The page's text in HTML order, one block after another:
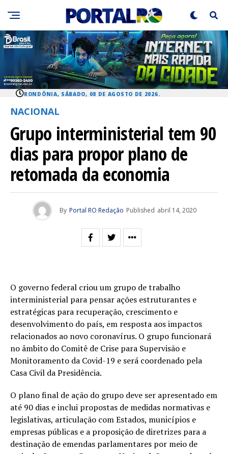
RONDÔNIA, SÁBADO, 08 DE AGOSTO DE 2026.
NACIONAL
Grupo interministerial tem 90
dias para propor plano de
retomada da economia
By Portal RO Redação Published abril 14, 2020
O governo federal criou um grupo de trabalho
interministerial para pensar ações estruturantes e
estratégicas para recuperação, crescimento e
desenvolvimento do país, em resposta aos impactos
relacionados ao novo coronavírus. O grupo funcionará
no âmbito do Comitê de Crise para Supervisão e
Monitoramento da Covid-19 e será coordenado pela
Casa Civil da Presidência.
O plano final de ação do grupo deve ser apresentado em
até 90 dias e inclui propostas de medidas normativas e
legislativas, articulação com Estados, municípios e
empresas públicas e a proposição de diretrizes para a
destinação de emendas parlamentares por meio de